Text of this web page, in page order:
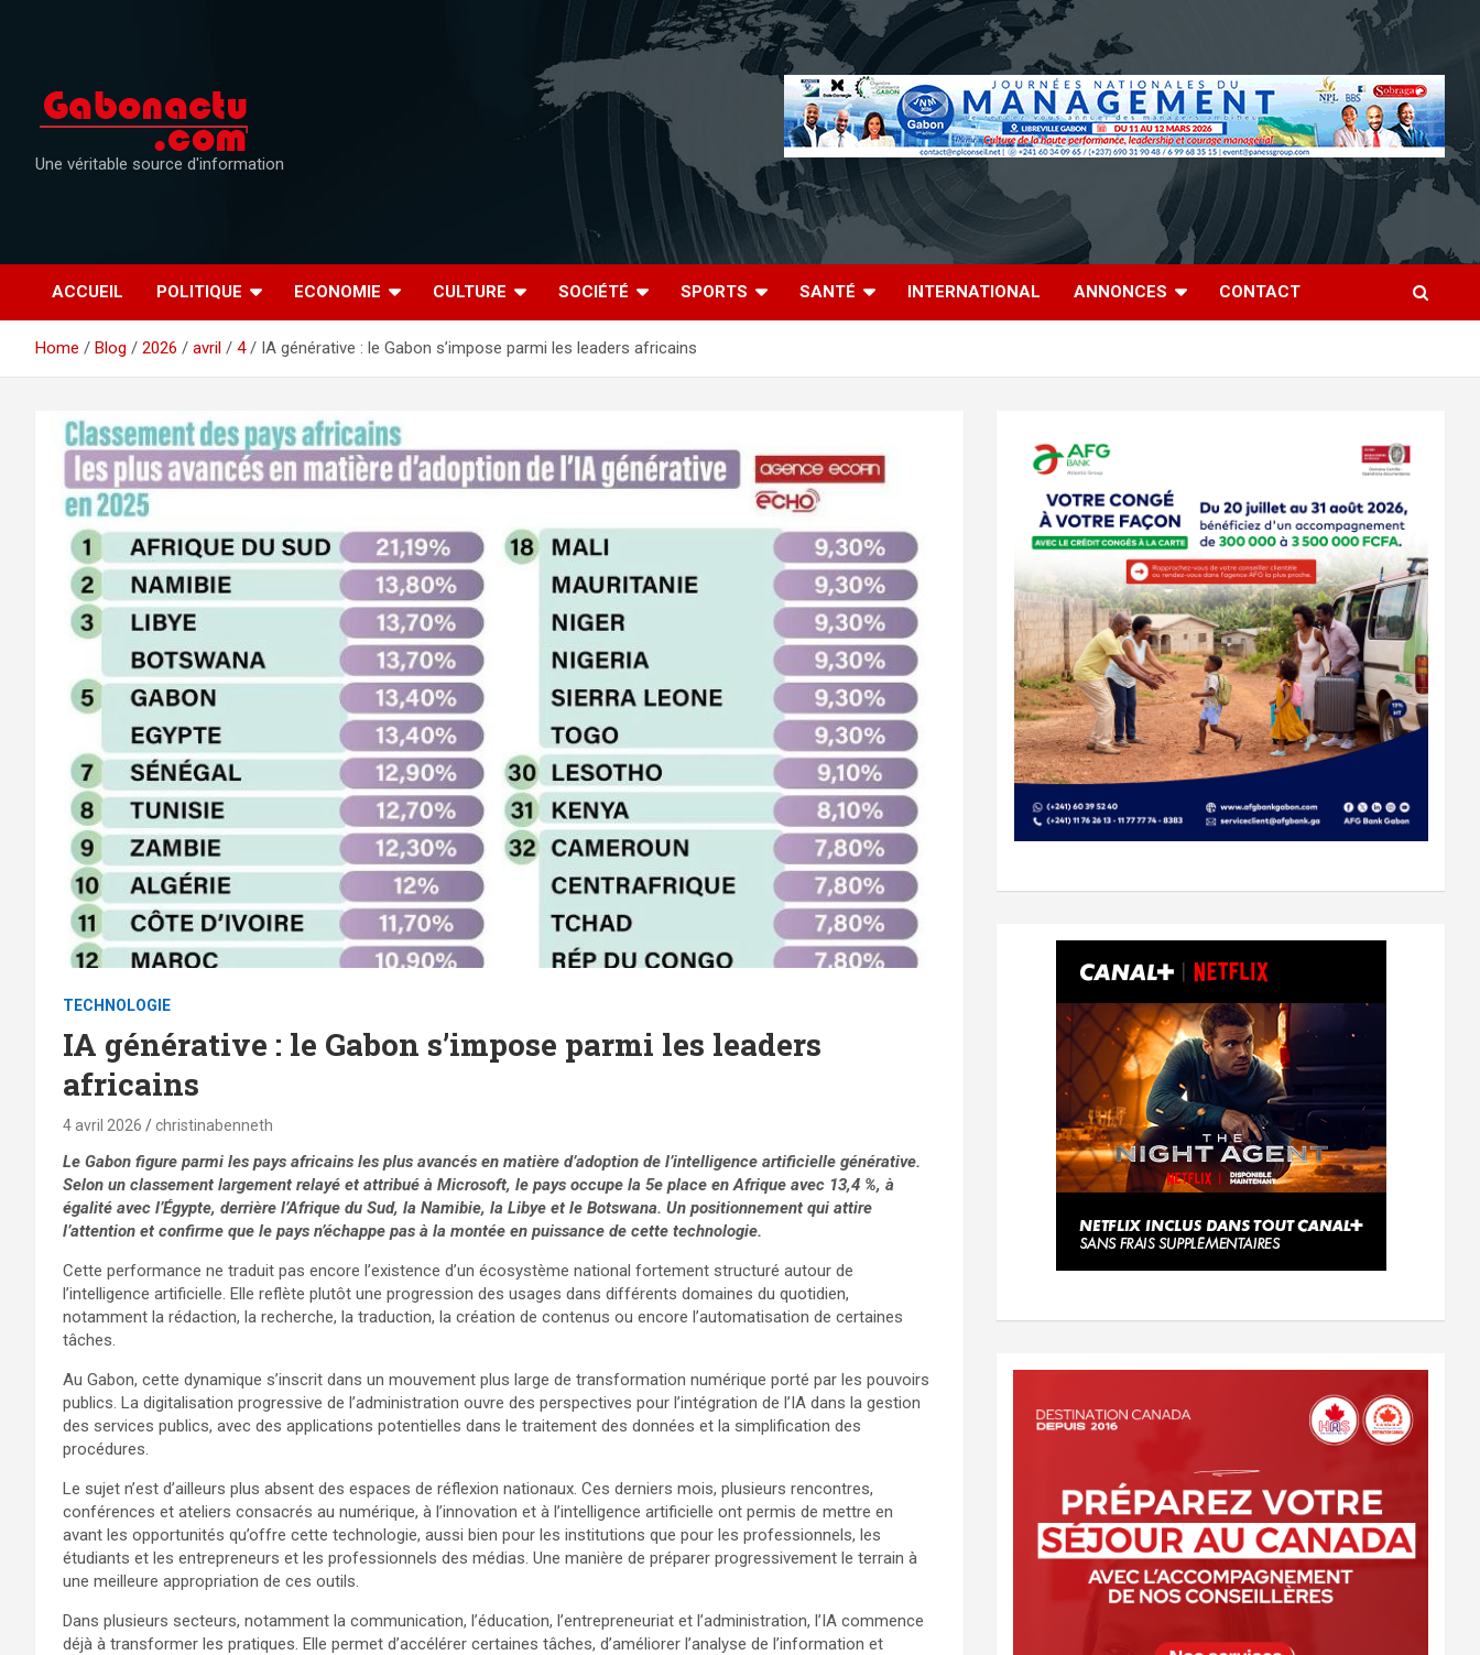
Une véritable source d'information
ACCUEIL POLITIQUE ECONOMIE CULTURE SOCIÉTÉ SPORTS SANTÉ INTERNATIONAL ANNONCES CONTACT
Home Blog 2026 avril 4 IA générative : le Gabon s’impose parmi les leaders africains
TECHNOLOGIE
IA générative : le Gabon s’impose parmi les leaders
africains
4 avril 2026 christinabenneth
Le Gabon figure parmi les pays africains les plus avancés en matière d’adoption de l’intelligence artificielle générative.
Selon un classement largement relayé et attribué à Microsoft, le pays occupe la 5e place en Afrique avec 13,4 %, à
égalité avec l’Égypte, derrière l’Afrique du Sud, la Namibie, la Libye et le Botswana. Un positionnement qui attire
l’attention et confirme que le pays n’échappe pas à la montée en puissance de cette technologie.
Cette performance ne traduit pas encore l’existence d’un écosystème national fortement structuré autour de
l’intelligence artificielle. Elle reflète plutôt une progression des usages dans différents domaines du quotidien,
notamment la rédaction, la recherche, la traduction, la création de contenus ou encore l’automatisation de certaines
tâches.
Au Gabon, cette dynamique s’inscrit dans un mouvement plus large de transformation numérique porté par les pouvoirs
publics. La digitalisation progressive de l’administration ouvre des perspectives pour l’intégration de l’IA dans la gestion
des services publics, avec des applications potentielles dans le traitement des données et la simplification des
procédures.
Le sujet n’est d’ailleurs plus absent des espaces de réflexion nationaux. Ces derniers mois, plusieurs rencontres,
conférences et ateliers consacrés au numérique, à l’innovation et à l’intelligence artificielle ont permis de mettre en
avant les opportunités qu’offre cette technologie, aussi bien pour les institutions que pour les professionnels, les
étudiants et les entrepreneurs et les professionnels des médias. Une manière de préparer progressivement le terrain à
une meilleure appropriation de ces outils.
Dans plusieurs secteurs, notamment la communication, l’éducation, l’entrepreneuriat et l’administration, l’IA commence
déjà à transformer les pratiques. Elle permet d’accélérer certaines tâches, d’améliorer l’analyse de l’information et